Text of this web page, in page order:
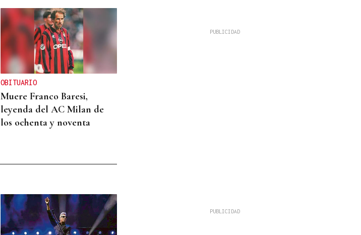
OBITUARIO
Muere Franco Baresi,
leyenda del AC Milan de
los ochenta y noventa